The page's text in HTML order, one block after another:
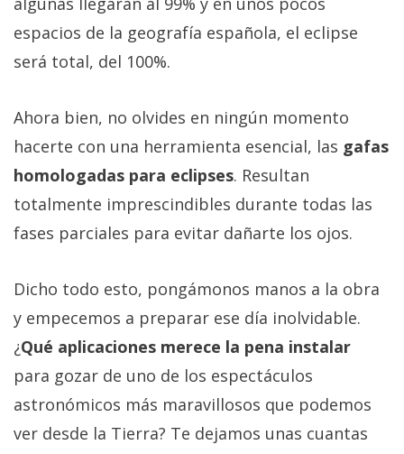
espacios de la geografía española, el eclipse
será total, del 100%.
Ahora bien, no olvides en ningún momento
hacerte con una herramienta esencial, las gafas
homologadas para eclipses. Resultan
totalmente imprescindibles durante todas las
fases parciales para evitar dañarte los ojos.
Dicho todo esto, pongámonos manos a la obra
y empecemos a preparar ese día inolvidable.
¿Qué aplicaciones merece la pena instalar
para gozar de uno de los espectáculos
astronómicos más maravillosos que podemos
ver desde la Tierra? Te dejamos unas cuantas